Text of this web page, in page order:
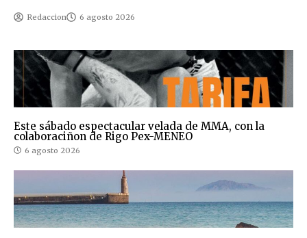
Redaccion 6 agosto 2026
Este sábado espectacular velada de MMA, con la
colaboraciñon de Rigo Pex-MENEO
6 agosto 2026